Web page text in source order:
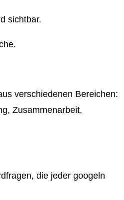
sichtbar.
verschiedenen Bereichen:
Zusammenarbeit,
die jeder googeln